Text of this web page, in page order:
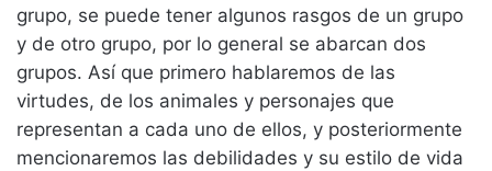
grupo, se puede tener algunos rasgos de un grupo
y de otro grupo, por lo general se abarcan dos
grupos. Así que primero hablaremos de las
virtudes, de los animales y personajes que
representan a cada uno de ellos, y posteriormente
mencionaremos las debilidades y su estilo de vida